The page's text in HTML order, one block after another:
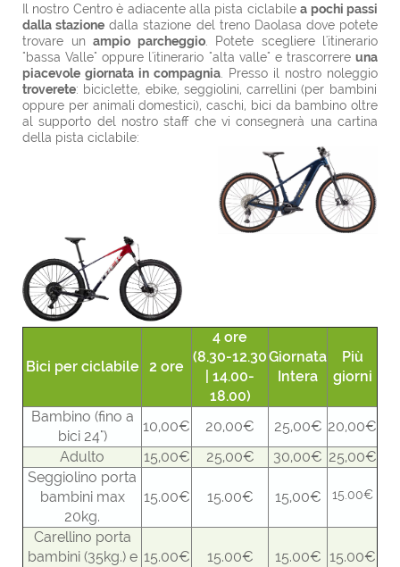
Il nostro Centro è adiacente alla pista ciclabilea pochi passi
dalla stazione dalla stazione del treno Daolasa dove potete
trovare un ampio parcheggio. Potete scegliere l'itinerario
"bassa Valle" oppure l'itinerario "alta valle" e trascorrere una
piacevole giornata in compagnia . Presso il nostro noleggio
troverete: biciclette, ebike, seggiolini, carrellini (per bambini
oppure per animali domestici), caschi, bici da bambino oltre
al supporto del nostro staff che vi consegnerà una cartina
della pista ciclabile:
Bici per ciclabile 2 ore
4 ore
(8.30-12.30
| 14.00-
18.00)
Giornata
Intera
Più
giorni
Bambino (fino a
bici 24")
10,00€ 20,00€ 25,00€ 20,00€
Adulto
15,00€ 25,00€ 30,00€ 25,00€
Seggiolino porta
bambini max
20kg.
15.00€ 15.00€ 15,00€ 15.00€
Carellino porta
bambini (35kg.) e 15.00€ 15.00€ 15.00€ 15.00€